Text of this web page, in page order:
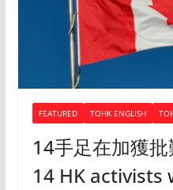
FEATURED TOHK ENGLISH
14手足在加獲
14 HK activists